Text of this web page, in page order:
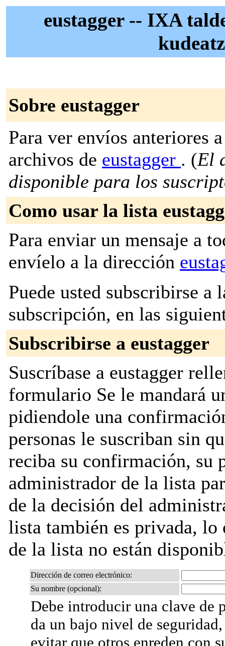
eustagger -- IXA
Sobre eustagger
Para ver envíos anteriores
archivos de eustagger . (El
disponible para los
Como usar la lista
Para enviar un mensaje a
envíelo a la dirección
Puede usted subscribirse a
subscripción, en las
Subscribirse a eustagger
Suscríbase a eustagger
formulario Se le mandará
pidiendole una
personas le suscriban sin
reciba su confirmación, su
administrador de la lista
de la decisión del
lista también es privada,
de la lista no están
Dirección de correo electrónico:
Su nombre (opcional):
Debe introducir una clave de
da un bajo nivel de
evitar que otros enreden con